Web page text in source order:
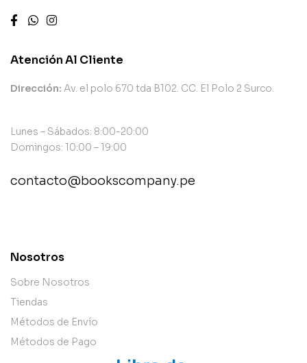
Atención Al Cliente
Dirección: Av. el polo 670 tda B102. CC. El Polo 2 Surco.
Lunes – Sábados: 8:00-20:00
Domingos: 10:00 – 19:00
contacto@bookscompany.pe
Nosotros
Sobre Nosotros
Tiendas
Métodos de Envío
Métodos de Pago